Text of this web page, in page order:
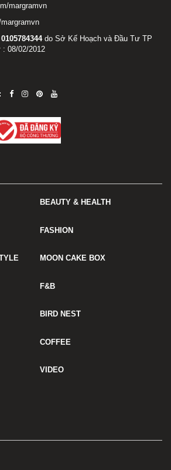
margramvn
0105784344do Sở Kế Hoạch và Đầu Tư TP
: 08/02/2012
BEAUTY & HEALTH
FASHION
MOON CAKE BOX
F&B
BIRD NEST
COFFEE
VIDEO